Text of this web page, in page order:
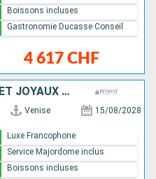
4 617 CHF
Boissons incluses
Gastronomie Ducasse Conseil
MERVEILLES NATURELLES ET JOYAUX CULTURELS DE DALMATIE
Venise 15/08/2028
Luxe Francophone
Service Majordome inclus
Boissons incluses